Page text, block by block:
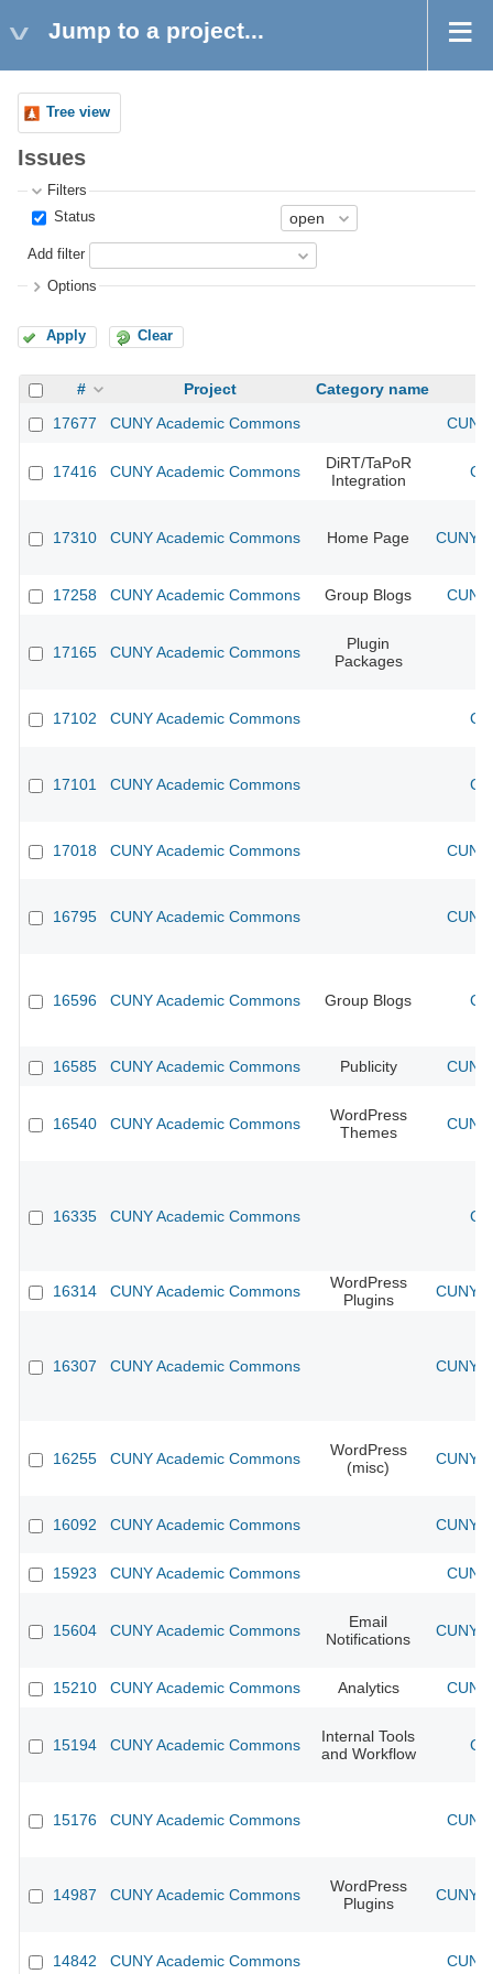
Jump to a project...
Tree view
Issues
Filters
Status
Add filter
Options
Apply Clear
# Project
Category name
17677
CUNY Academic Commons
17416 CUNY Academic Commons
DiRT/TaPoR
Integration
17310 CUNY Academic Commons Home Page CUNY
17258 CUNY Academic Commons Group Blogs
17165 CUNY Academic Commons
Plugin
Packages
17102 CUNY Academic Commons
17101 CUNY Academic Commons
17018 CUNY Academic Commons
16795 CUNY Academic Commons
16596 CUNY Academic Commons Group Blogs
16585 CUNY Academic Commons Publicity
16540 CUNY Academic Commons
WordPress
Themes
16335 CUNY Academic Commons
16314 CUNY Academic Commons
WordPress
Plugins
CUNY
16307 CUNY Academic Commons CUNY
16255 CUNY Academic Commons
WordPress
(misc)
CUNY
16092 CUNY Academic Commons CUNY
15923 CUNY Academic Commons
15604 CUNY Academic Commons
Email
Notifications
CUNY
15210 CUNY Academic Commons Analytics
15194 CUNY Academic Commons
Internal Tools
and Workflow
15176 CUNY Academic Commons
14987 CUNY Academic Commons
WordPress
Plugins
CUNY
14842 CUNY Academic Commons